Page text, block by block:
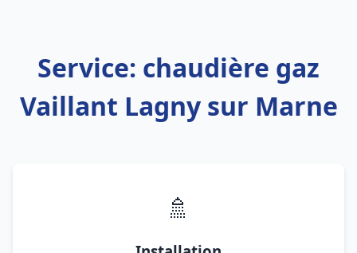
Service: chaudière gaz
Vaillant Lagny sur Marne
🚿